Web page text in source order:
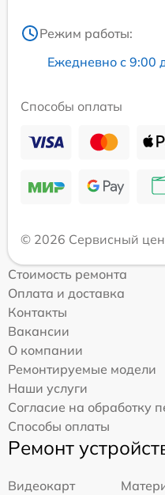
Режим работы:
Ежедневно с 9:00
Способы оплаты
© 2026 Сервисный
Стоимость ремонта
Оплата и доставка
Контакты
Вакансии
О компании
Ремонтируемые модели
Наши услуги
Согласие на обработку
Способы оплаты
Ремонт
Видеокарт